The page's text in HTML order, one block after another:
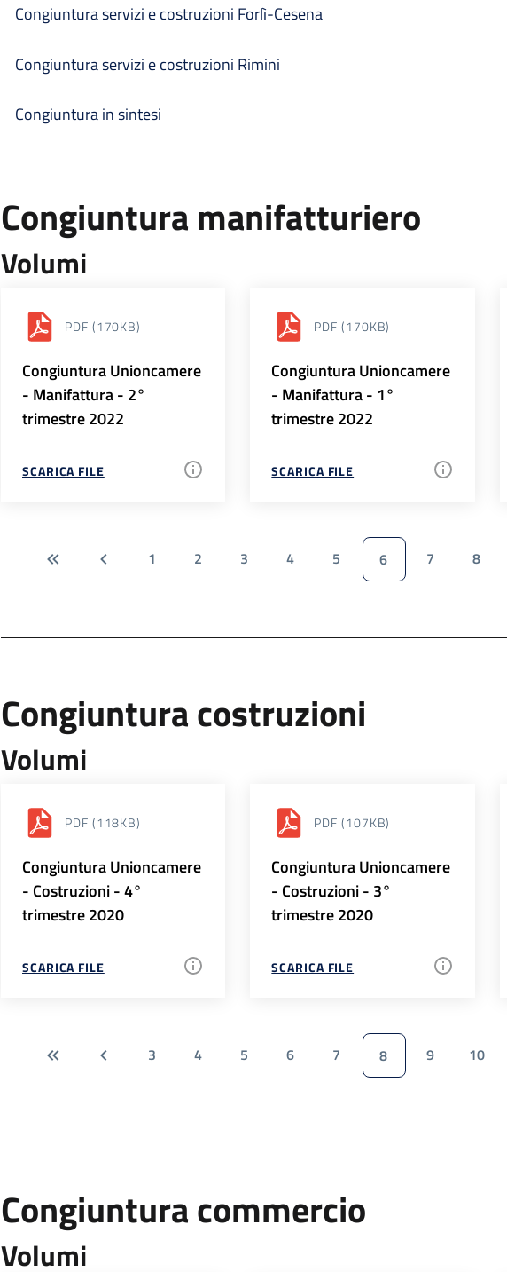
Congiuntura servizi e costruzioni Forlì-Cesena
Congiuntura servizi e costruzioni Rimini
Congiuntura in sintesi
Congiuntura manifatturiero
Volumi
PDF (170KB)
Congiuntura Unioncamere
- Manifattura - 2°
trimestre 2022
SCARICA FILE
PDF (170KB)
Congiuntura Unioncamere
- Manifattura - 1°
trimestre 2022
SCARICA FILE
1 2 3 4 5 6 7 8
Congiuntura costruzioni
Volumi
PDF (118KB)
Congiuntura Unioncamere
- Costruzioni - 4°
trimestre 2020
SCARICA FILE
PDF (107KB)
Congiuntura Unioncamere
- Costruzioni - 3°
trimestre 2020
SCARICA FILE
3 4 5 6 7 8 9 10
Congiuntura commercio
Volumi